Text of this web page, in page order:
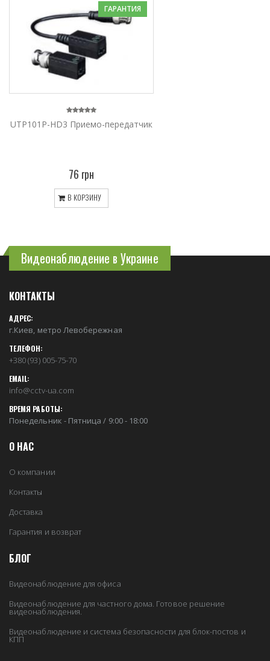
ГАРАНТИЯ
UTP101P-HD3 Приемо-передатчик
76 грн
В КОРЗИНУ
Видеонаблюдение в Украине
КОНТАКТЫ
АДРЕС:
г.Киев, метро Левобережная
ТЕЛЕФОН:
+380 (93) 005-75-70
EMAIL:
info@cctv-ua.com
ВРЕМЯ РАБОТЫ:
Понедельник - Пятница / 9:00 - 18:00
О НАС
О компании
Контакты
Доставка
Гарантия и возврат
БЛОГ
Видеонаблюдение для офиса
Видеонаблюдение для частного дома. Готовое решение
видеонаблюдения.
Видеонаблюдение и система безопасности для блок-постов и
КПП